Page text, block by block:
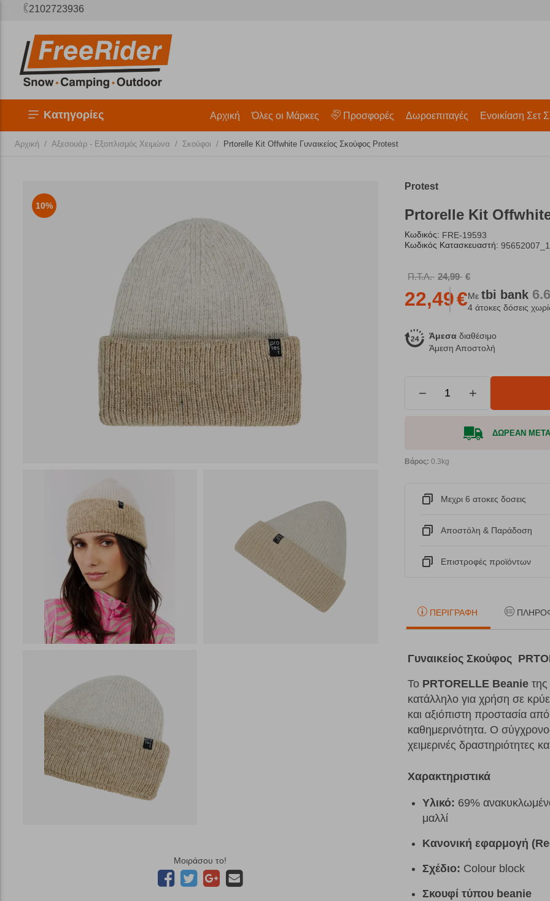
2102723936
Κατηγορίες Αρχική Όλες οι Μάρκες Προσφορές Δωροεπιταγές Ενοικίαση Σετ
Αρχική / Αξεσουάρ - Εξοπλισμός Χειμώνα / Σκούφοι / Prtorelle Kit Offwhite Γυναικείος Σκούφος Protest
10%
Μοιράσου το!
Protest
Prtorelle Kit
Κωδικός: FRE-19593
Κωδικός Κατασκευαστή:
Π.Τ.Λ. 24,99 €
22,49€Μεtbi bank
4 άτοκες δόσεις
Άμεσα διαθέσιμο
Άμεση Αποστολή
− +
ΔΩΡΕΑΝ
Βάρος: 0.3kg
Μεχρι 6 ατοκες δοσεις
Αποστόλη & Παράδοση
Eπιστροφές προϊόντων
ΠΕΡΙΓΡΑΦΉ
Γυναικείος Σκούφος
Το PRTORELLE Beanie της
κατάλληλο για χρήση σε
και αξιόπιστη προστασία
καθημερινότητα. Ο
χειμερινές δραστηριότητες
Χαρακτηριστικά
Υλικό: 69%
μαλλί
Κανονική εφαρμογή
Σχέδιο: Colour block
Σκουφί τύπου beanie